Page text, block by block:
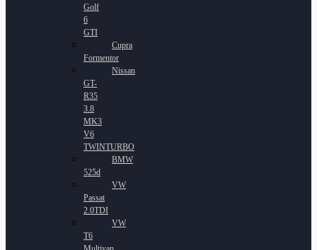
Golf
6
GTI
Cupra
Formentor
Nissan
GT-
R35
3.8
MK3
V6
TWINTURBO
BMW
525d
VW
Passat
2.0TDI
VW
T6